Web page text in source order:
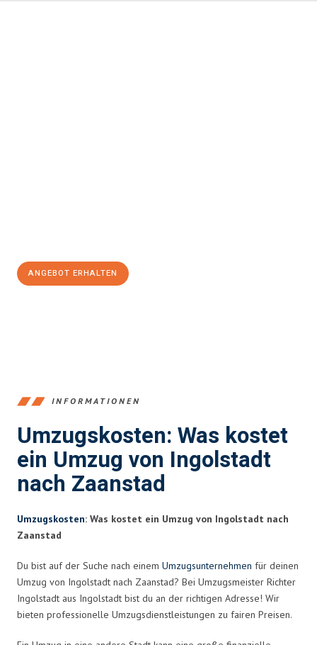
ANGEBOT ERHALTEN
INFORMATIONEN
Umzugskosten: Was kostet
ein Umzug von Ingolstadt
nach Zaanstad
Umzugskosten: Was kostet ein Umzug von Ingolstadt nach
Zaanstad
Du bist auf der Suche nach einem Umzugsunternehmen für deinen
Umzug von Ingolstadt nach Zaanstad? Bei Umzugsmeister Richter
Ingolstadt aus Ingolstadt bist du an der richtigen Adresse! Wir
bieten professionelle Umzugsdienstleistungen zu fairen Preisen.